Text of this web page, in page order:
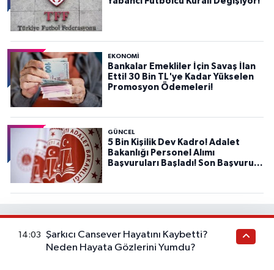
EKONOMİ
Bankalar Emekliler İçin Savaş İlan
Etti! 30 Bin TL'ye Kadar Yükselen
Promosyon Ödemeleri!
GÜNCEL
5 Bin Kişilik Dev Kadro! Adalet
Bakanlığı Personel Alımı
Başvuruları Başladı! Son Başvuru
Haber Gazetesi İçerik
14:03
Şarkıcı Cansever Hayatını Kaybetti?
Neden Hayata Gözlerini Yumdu?